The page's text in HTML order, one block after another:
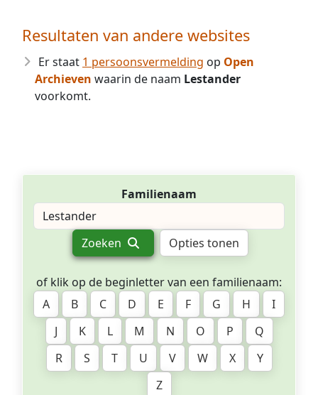
Resultaten van andere websites
Er staat 1 persoonsvermelding op Open
Archieven waarin de naam Lestander
voorkomt.
Familienaam
Zoeken Opties tonen
of klik op de beginletter van een familienaam:
A
B C D E F G H
I
J
K L M N O P
Q
R
S T U V W X
Y
Z